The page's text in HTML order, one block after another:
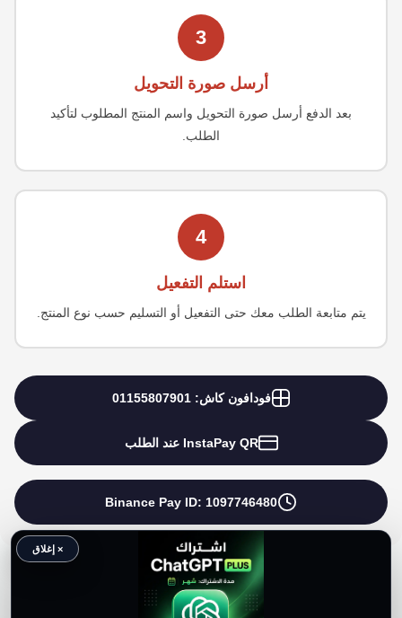
3
أرسل صورة التحويل
بعد الدفع أرسل صورة التحويل واسم المنتج المطلوب لتأكيد
الطلب.
4
استلم التفعيل
يتم متابعة الطلب معك حتى التفعيل أو التسليم حسب نوع المنتج.
فودافون كاش: 01155807901
InstaPay QR عند الطلب
Binance Pay ID: 1097746480
× إغلاق